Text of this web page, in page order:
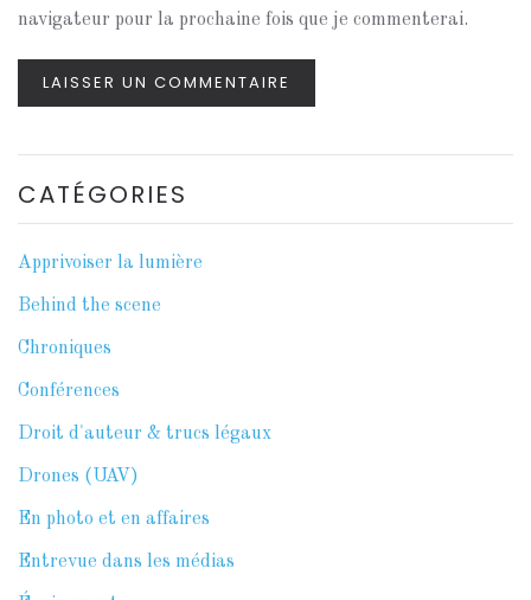
navigateur pour la prochaine fois que je commenterai.
LAISSER UN COMMENTAIRE
CATÉGORIES
Apprivoiser la lumière
Behind the scene
Chroniques
Conférences
Droit d'auteur & trucs légaux
Drones (UAV)
En photo et en affaires
Entrevue dans les médias